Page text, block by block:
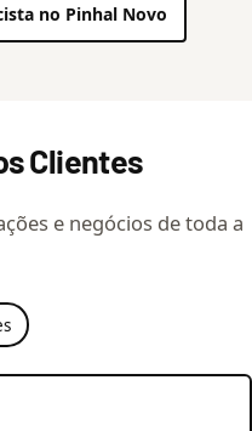
no Pinhal Novo
Clientes
e negócios de toda a